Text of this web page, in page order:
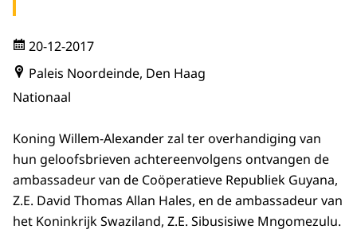
20-12-2017
Paleis Noordeinde, Den Haag
Nationaal
Koning Willem-Alexander zal ter overhandiging van
hun geloofsbrieven achtereenvolgens ontvangen de
ambassadeur van de Coöperatieve Republiek Guyana,
Z.E. David Thomas Allan Hales, en de ambassadeur van
het Koninkrijk Swaziland, Z.E. Sibusisiwe Mngomezulu.